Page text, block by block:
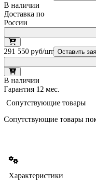
В наличии
Доставка по
России
291 550 руб/шт Оставить
В наличии
Гарантия 12 мес.
Сопутствующие товары
Сопутствующие товары
Характеристики